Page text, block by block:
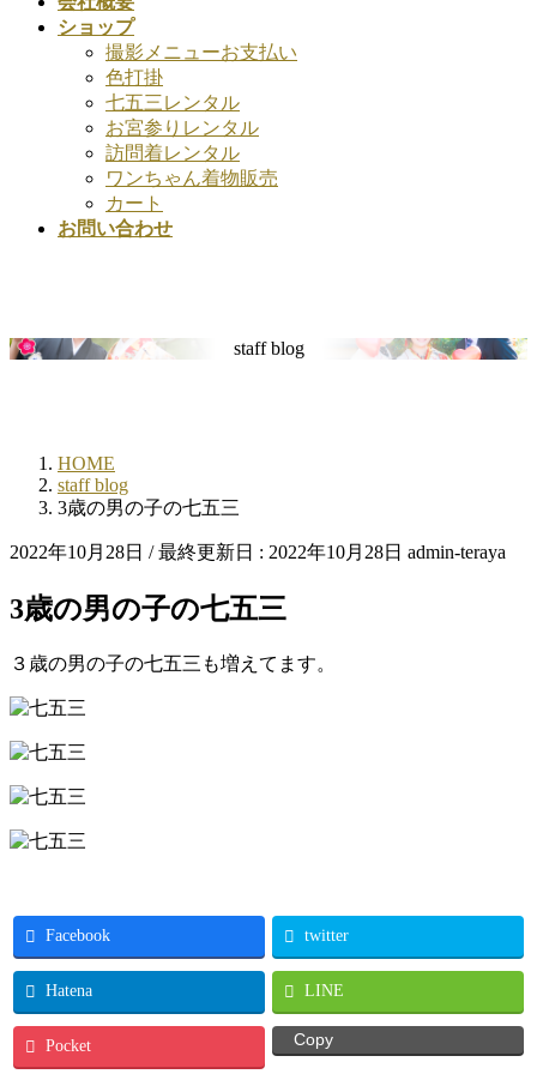
ショップ
撮影メニューお支払い
色打掛
七五三レンタル
お宮参りレンタル
訪問着レンタル
ワンちゃん着物販売
カート
お問い合わせ
staff blog
HOME
staff blog
3歳の男の子の七五三
2022年10月28日 / 最終更新日 : 2022年10月28日 admin-teraya
3歳の男の子の七五三
３歳の男の子の七五三も増えてます。
Facebook twitter
Hatena LINE
Pocket Copy